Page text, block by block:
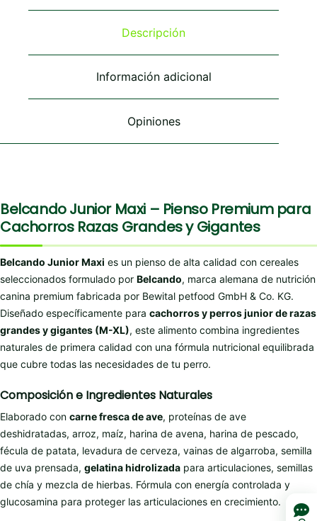
Descripción
Información adicional
Opiniones
Belcando Junior Maxi – Pienso Premium para
Cachorros Razas Grandes y Gigantes
Belcando Junior Maxi es un pienso de alta calidad con cereales
seleccionados formulado por Belcando, marca alemana de nutrición
canina premium fabricada por Bewital petfood GmbH & Co. KG.
Diseñado específicamente para cachorros y perros junior de razas
grandes y gigantes (M-XL), este alimento combina ingredientes
naturales de primera calidad con una fórmula nutricional equilibrada
que cubre todas las necesidades de tu perro.
Composición e Ingredientes Naturales
Elaborado con carne fresca de ave, proteínas de ave
deshidratadas, arroz, maíz, harina de avena, harina de pescado,
fécula de patata, levadura de cerveza, vainas de algarroba, semilla
de uva prensada, gelatina hidrolizada para articulaciones, semillas
de chía y mezcla de hierbas. Fórmula con energía controlada y
glucosamina para proteger las articulaciones en crecimiento.